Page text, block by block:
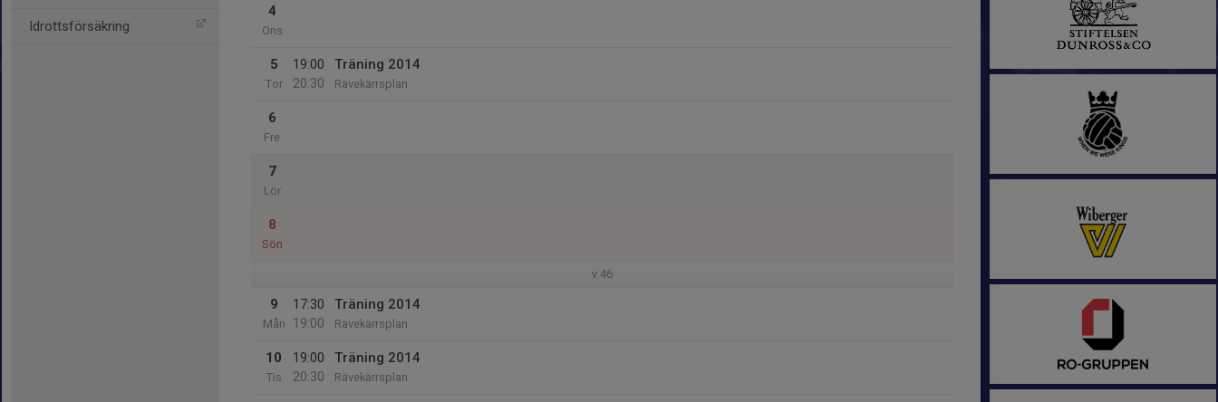
Idrottsförsäkring
4
Ons
5
Tor
19:00
20:30
Träning 2014
Rävekärrsplan
6
Fre
7
Lör
8
Sön
v.46
9
Mån
17:30
19:00
Träning 2014
Rävekärrsplan
10
Tis
19:00
20:30
Träning 2014
Rävekärrsplan